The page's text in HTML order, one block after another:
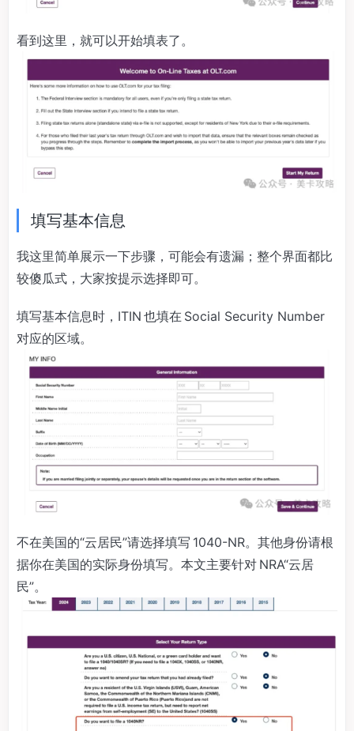
看到这里，就可以开始填表了。
填写基本信息
我这里简单展示一下步骤，可能会有遗漏；整个界面都比
较傻瓜式，大家按提示选择即可。
填写基本信息时，ITIN 也填在 Social Security Number
对应的区域。
不在美国的“云居民”请选择填写 1040-NR。其他身份请根
据你在美国的实际身份填写。本文主要针对 NRA“云居
民”。